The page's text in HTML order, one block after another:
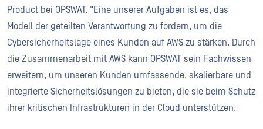
Product bei OPSWAT. "Eine unserer Aufgaben ist es, das
Modell der geteilten Verantwortung zu fördern, um die
Cybersicherheitslage eines Kunden auf AWS zu stärken. Durch
die Zusammenarbeit mit AWS kann OPSWAT sein Fachwissen
erweitern, um unseren Kunden umfassende, skalierbare und
integrierte Sicherheitslösungen zu bieten, die sie beim Schutz
ihrer kritischen Infrastrukturen in der Cloud unterstützen.